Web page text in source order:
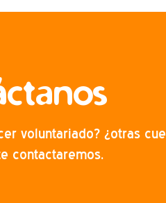
voluntariado? ¿otras
contactaremos.